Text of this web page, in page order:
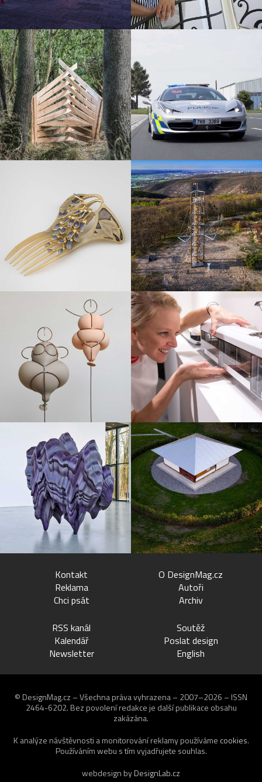
Kontakt
Reklama
Chci psát
O DesignMag.cz
Autoři
Archiv
RSS kanál
Kalendář
Newsletter
Soutěž
Poslat design
English
© DesignMag.cz – Všechna práva vyhrazena – 2007–2026 – ISSN
2464-6202. Bez povolení redakce je další publikace obsahu
zakázána.
K analýze návštěvnosti a monitorování reklamy používáme cookies.
Používáním webu s tím vyjadřujete souhlas.
webdesign byDesignLab.cz